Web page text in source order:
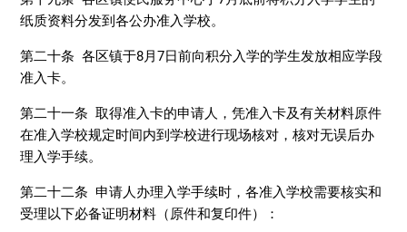
纸质资料分发到各公办准入学校。
第二十条 各区镇于8月7日前向积分入学的学生发放相应学段
准入卡。
第二十一条 取得准入卡的申请人，凭准入卡及有关材料原件
在准入学校规定时间内到学校进行现场核对，核对无误后办
理入学手续。
第二十二条 申请人办理入学手续时，各准入学校需要核实和
受理以下必备证明材料（原件和复印件）：